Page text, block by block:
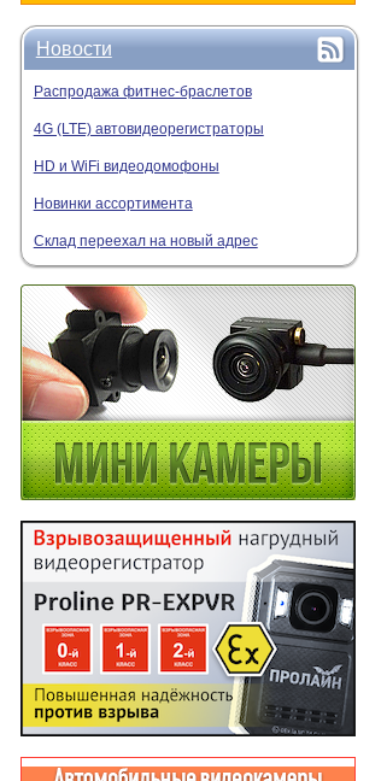
Новости
Распродажа фитнес-браслетов
4G (LTE) автовидеорегистраторы
HD и WiFi видеодомофоны
Новинки ассортимента
Склад переехал на новый адрес